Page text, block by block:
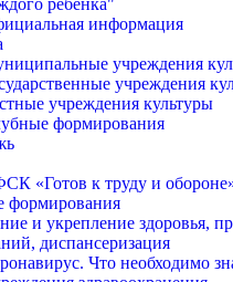
ребенка"
информация
учреждения
учреждения
учреждения культуры
формирования
«Готов к труду и
формирования
и укрепление здоровья,
диспансеризация
Что необходимо